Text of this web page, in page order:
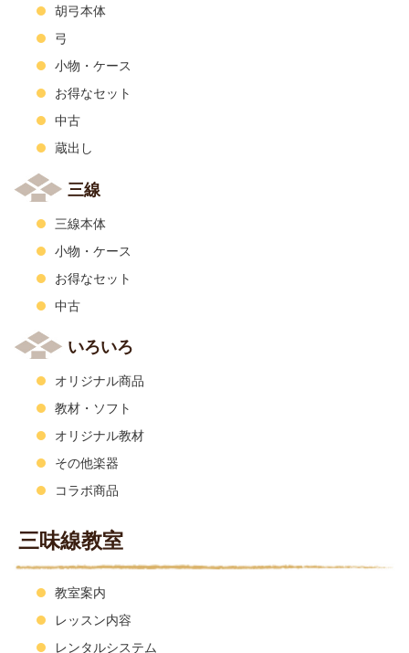
胡弓本体
弓
小物・ケース
お得なセット
中古
蔵出し
三線
三線本体
小物・ケース
お得なセット
中古
いろいろ
オリジナル商品
教材・ソフト
オリジナル教材
その他楽器
コラボ商品
三味線教室
教室案内
レッスン内容
レンタルシステム